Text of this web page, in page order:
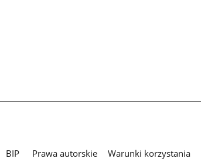
BIP Prawa autorskie Warunki korzystania